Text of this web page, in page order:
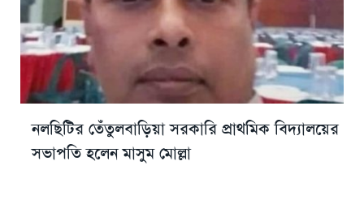
নলছিটির তেঁতুলবাড়িয়া সরকারি প্রাথমিক বিদ্যালয়ের
সভাপতি হলেন মাসুম মোল্লা